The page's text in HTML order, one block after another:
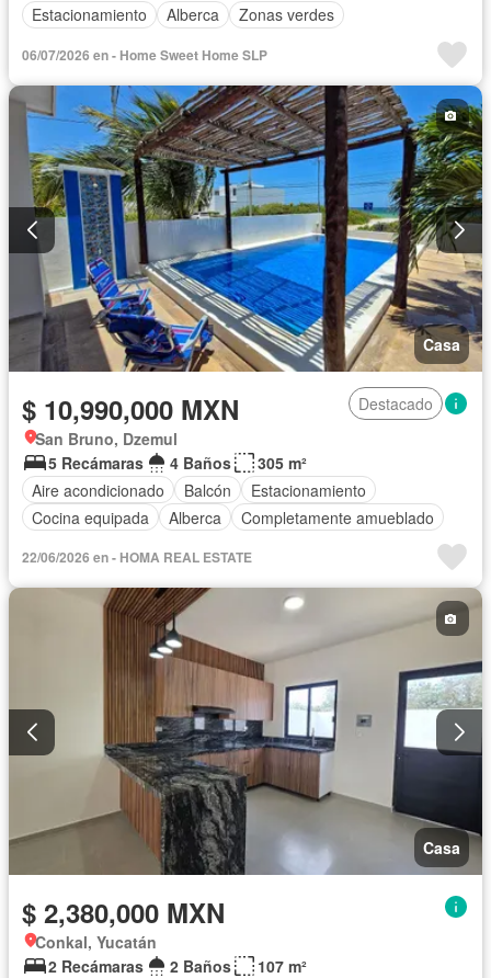
Estacionamiento
Alberca Zonas verdes
06/07/2026 en - Home Sweet Home SLP
Casa
$ 10,990,000 MXN
Destacado
San Bruno, Dzemul
5 Recámaras
4 Baños
305 m²
Aire acondicionado
Balcón
Estacionamiento
Cocina equipada
Alberca Completamente amueblado
22/06/2026 en - HOMA REAL ESTATE
Casa
$ 2,380,000 MXN
Conkal, Yucatán
2 Recámaras
2 Baños
107 m²